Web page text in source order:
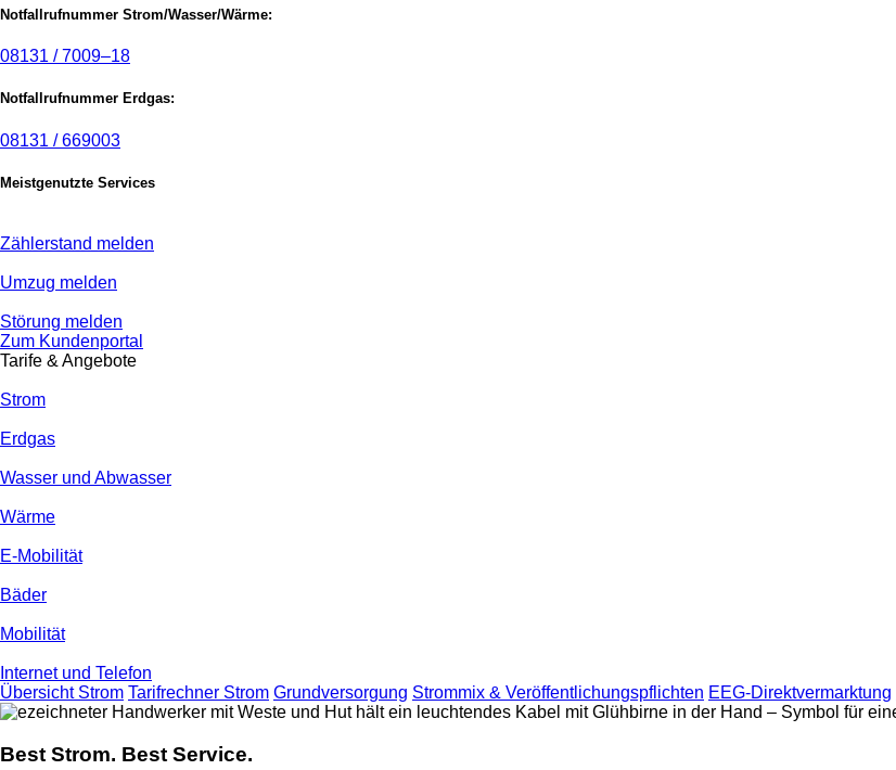
Notfallrufnummer Strom/Wasser/Wärme:
08131 / 7009–18
Notfallrufnummer Erdgas:
08131 / 669003
Meistgenutzte Services
Zählerstand melden
Umzug melden
Störung melden
Zum Kundenportal
Tarife & Angebote
Strom
Erdgas
Wasser und Abwasser
Wärme
E-Mobilität
Bäder
Mobilität
Internet und Telefon
Übersicht Strom Tarifrechner Strom Grundversorgung Strommix & Veröffentlichungspflichten EEG-Direktvermarktung
Best Strom. Best Service.